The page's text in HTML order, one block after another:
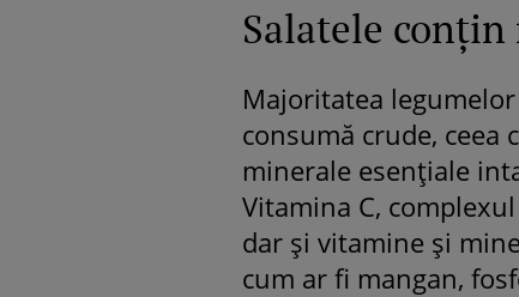
Salatele
Majoritatea
consumă crude, ceea
minerale esenţiale
Vitamina C,
dar şi vitamine şi
cum ar fi mangan,